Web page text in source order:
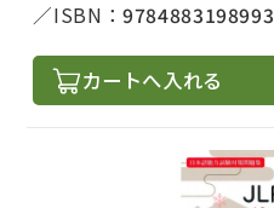
ISBN：9784883198993
カートへ入れる